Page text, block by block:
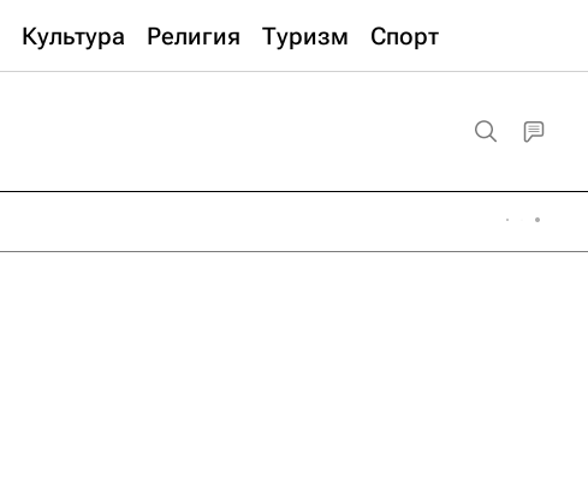
Культура Религия Туризм Спорт